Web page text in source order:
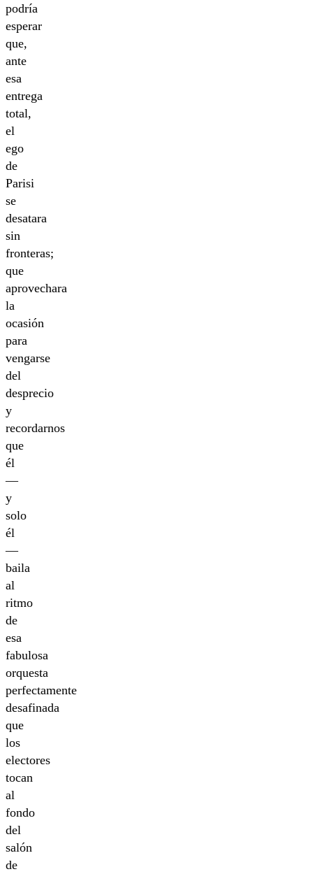
podría
esperar
que,
ante
esa
entrega
total,
el
ego
de
Parisi
se
desatara
sin
fronteras;
que
aprovechara
la
ocasión
para
vengarse
del
desprecio
y
recordarnos
que
él
—
y
solo
él
—
baila
al
ritmo
de
esa
fabulosa
orquesta
perfectamente
desafinada
que
los
electores
tocan
al
fondo
del
salón
de